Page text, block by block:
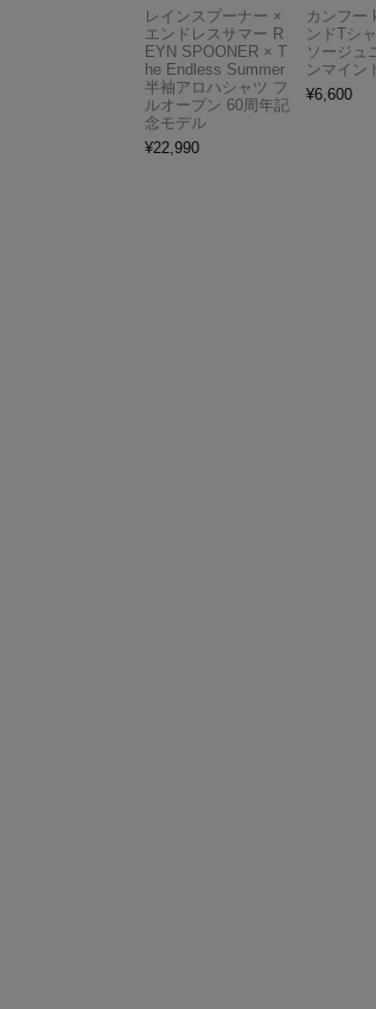
レインスプーナー ×
エンドレスサマー R
EYN SPOONER × T
he Endless Summer
半袖アロハシャツ フ
ルオープン 60周年記
念モデル
¥22,990
カンフー
ンドTシ
ソージュ
ンマイン
¥6,600